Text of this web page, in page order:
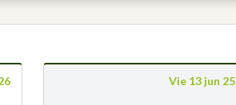
Vie 13 jun 25